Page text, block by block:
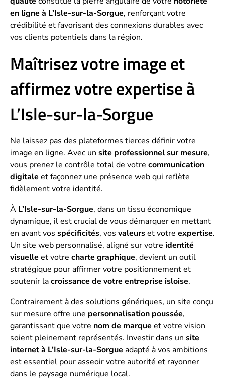
en ligne à L’Isle-sur-la-Sorgue, renforçant votre
crédibilité et favorisant des connexions durables avec
vos clients potentiels dans la région.
Maîtrisez votre image et
affirmez votre expertise à
L’Isle-sur-la-Sorgue
Ne laissez pas des plateformes tierces définir votre
image en ligne. Avec un site professionnel sur mesure,
vous prenez le contrôle total de votre communication
digitale et façonnez une présence web qui reflète
fidèlement votre identité.
À L’Isle-sur-la-Sorgue, dans un tissu économique
dynamique, il est crucial de vous démarquer en mettant
en avant vos spécificités, vos valeurset votre expertise.
Un site web personnalisé, aligné sur votre identité
visuelle et votre charte graphique, devient un outil
stratégique pour affirmer votre positionnement et
soutenir lacroissance de votre entreprise isloise.
Contrairement à des solutions génériques, un site conçu
sur mesure offre une personnalisation poussée,
garantissant que votre nom de marque et votre vision
soient pleinement représentés. Investir dans un site
internet à L’Isle-sur-la-Sorgue adapté à vos ambitions
est essentiel pour asseoir votre autorité et rayonner
dans le paysage numérique local.